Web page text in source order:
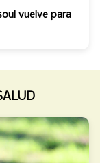
vuelve para